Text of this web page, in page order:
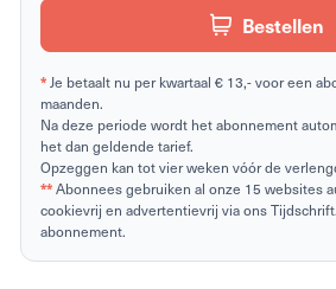
Bestellen
*Je betaalt nu per kwartaal € 13,- voor een
maanden.
Na deze periode wordt het abonnement
het dan geldende tarief.
Opzeggen kan tot vier weken vóór de
**Abonnees gebruiken al onze 15 websites
cookievrij en advertentievrij via ons
abonnement.